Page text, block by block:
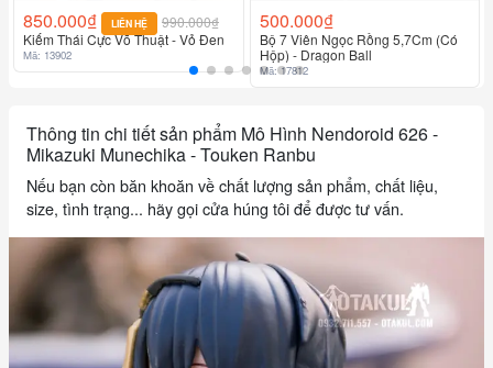
850.000₫ LIÊN HỆ
990.000₫
Kiếm Thái Cực Võ Thuật - Vỏ Đen
Mã: 13902
500.000₫
Bộ 7 Viên Ngọc Rồng 5,7Cm (Có
Hộp) - Dragon Ball
Mã: 17812
Thông tin chi tiết sản phẩm Mô Hình Nendoroid 626 -
Mikazuki Munechika - Touken Ranbu
Nếu bạn còn băn khoăn về chất lượng sản phẩm, chất liệu,
size, tình trạng... hãy gọi cửa húng tôi để được tư vấn.